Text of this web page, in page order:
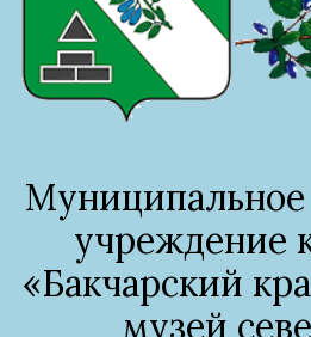
учреждение
«Бакчарский
музей